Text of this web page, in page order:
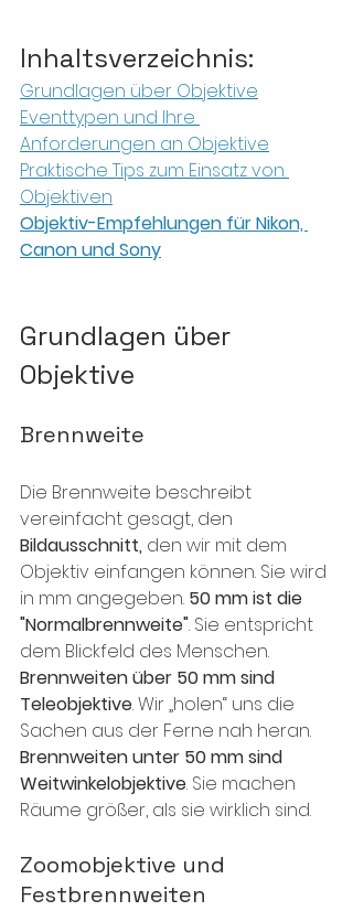
Inhaltsverzeichnis:
Grundlagen über Objektive
Eventtypen und Ihre
Anforderungen an Objektive
Praktische Tips zum Einsatz von
Objektiven
Objektiv-Empfehlungen für Nikon,
Canon und Sony
Grundlagen über
Objektive
Brennweite
Die Brennweite beschreibt
vereinfacht gesagt, den
Bildausschnitt, den wir mit dem
Objektiv einfangen können. Sie wird
in mm angegeben. 50 mm ist die
"Normalbrennweite". Sie entspricht
dem Blickfeld des Menschen.
Brennweiten über 50 mm sind
Teleobjektive. Wir „holen“ uns die
Sachen aus der Ferne nah heran.
Brennweiten unter 50 mm sind
Weitwinkelobjektive. Sie machen
Räume größer, als sie wirklich sind.
Zoomobjektive und
Festbrennweiten